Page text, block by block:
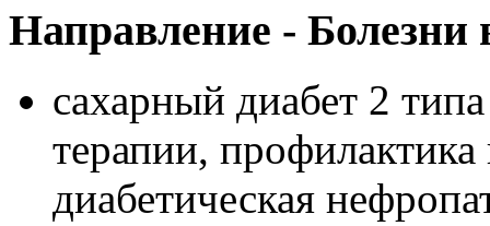
Направление - Болезни
сахарный диабет 2
терапии,
диабетическая